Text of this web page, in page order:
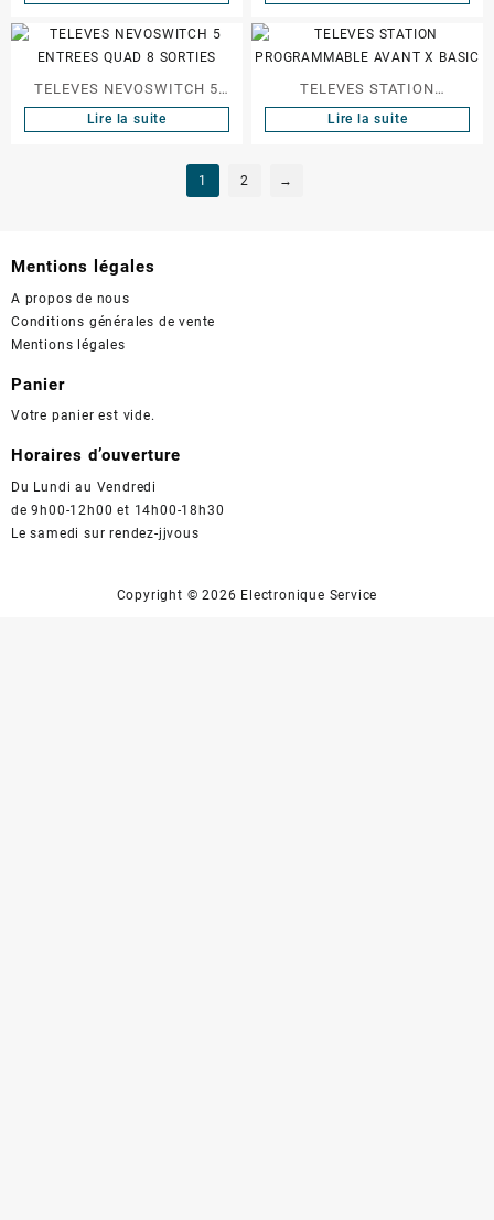
TELEVES NEVOSWITCH 5
ENTREES QUAD 8 SORTIES
Lire la suite
TELEVES STATION
PROGRAMMABLE AVANT X
Lire la suite
1 2 →
Mentions légales
A propos de nous
Conditions générales de vente
Mentions légales
Panier
Votre panier est vide.
Horaires d’ouverture
Du Lundi au Vendredi
de 9h00-12h00 et 14h00-18h30
Le samedi sur rendez-jjvous
Copyright ©2026 Electronique Service